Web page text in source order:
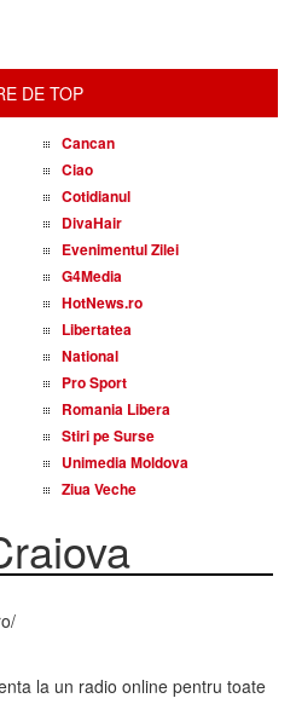
DE TOP
Cancan
Ciao
Cotidianul
DivaHair
Evenimentul Zilei
G4Media
HotNews.ro
Libertatea
National
Pro Sport
Romania Libera
Stiri pe Surse
Unimedia Moldova
Ziua Veche
la un radio online pentru toate